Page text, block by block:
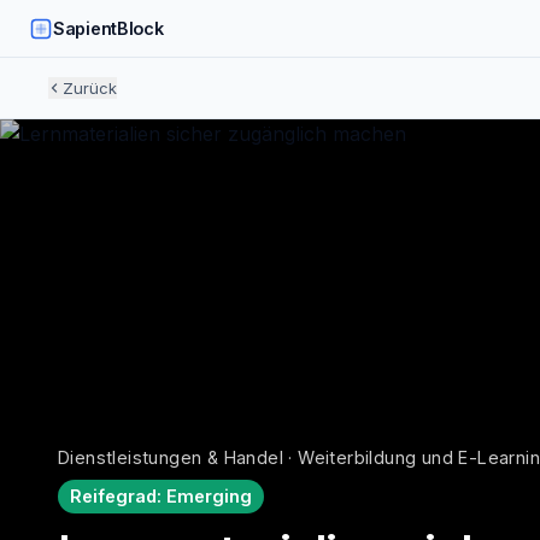
SapientBlock
Zurück
Dienstleistungen & Handel · Weiterbildung und E-
Reifegrad: Emerging